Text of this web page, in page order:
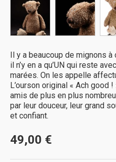
Il y a beaucoup de mignons
il n’y en a qu’UN qui reste
marées. On les appelle
L’ourson original « Ach good
amis de plus en plus
par leur douceur, leur grand
et confiant.
49,00 €